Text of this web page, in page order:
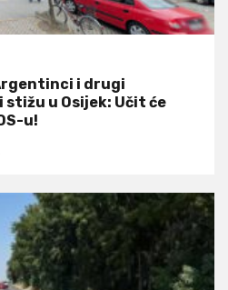
i drugi
u Osijek: Učit će
u!